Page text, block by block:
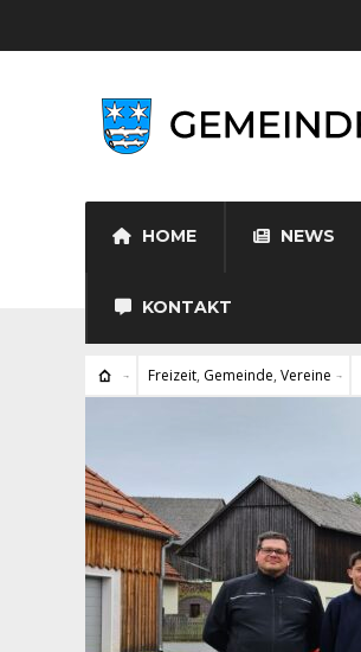
HOME NEWS
KONTAKT
Freizeit, Gemeinde, Vereine